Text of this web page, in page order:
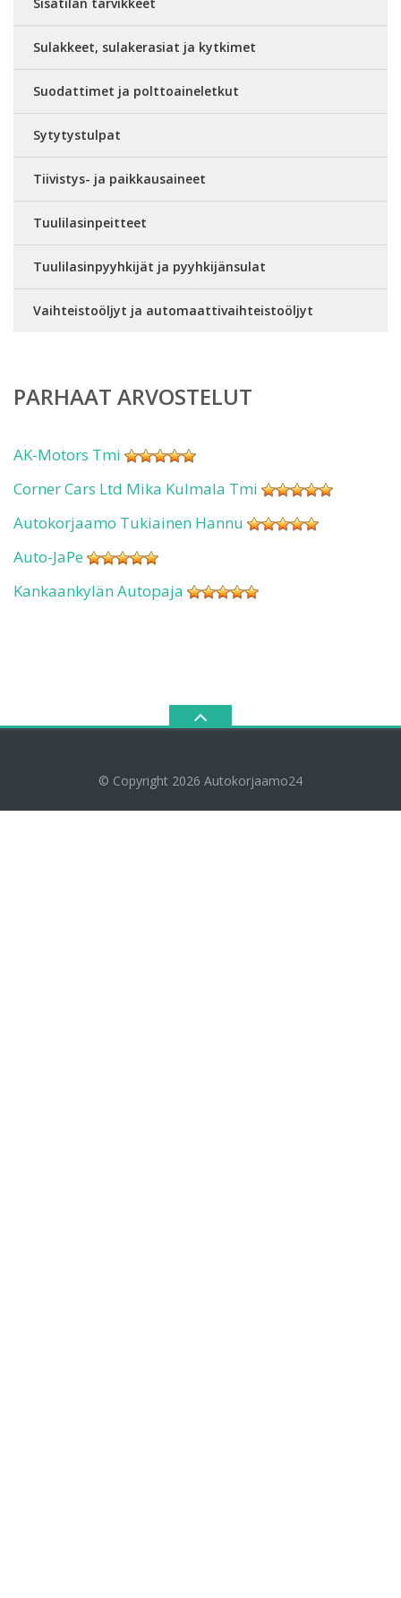
Sulakkeet, sulakerasiat ja kytkimet
Suodattimet ja polttoaineletkut
Sytytystulpat
Tiivistys- ja paikkausaineet
Tuulilasinpeitteet
Tuulilasinpyyhkijät ja pyyhkijänsulat
Vaihteistoöljyt ja automaattivaihteistoöljyt
PARHAAT ARVOSTELUT
AK-Motors Tmi
Corner Cars Ltd Mika Kulmala Tmi
Autokorjaamo Tukiainen Hannu
Auto-JaPe
Kankaankylän Autopaja
© Copyright 2026 Autokorjaamo24